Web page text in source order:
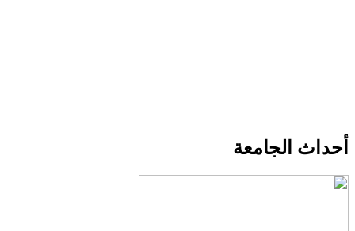
أحداث الجامعة